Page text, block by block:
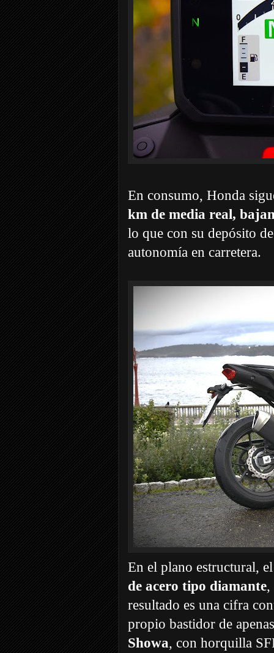
En consumo, Honda
km de media real,
lo que con su depósito
autonomía en carretera.
En el plano estructural,
de acero tipo diamante,
resultado es una cifra
propio bastidor de
Showa, con horquilla